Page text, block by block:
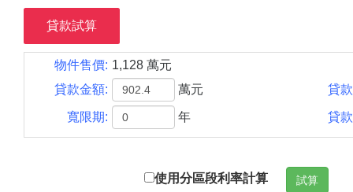
貸款試算
物件售價: 1,128 萬元
貸款金額:
萬元 貸
寬限期: 年 貸
使用分區段利率計算 試算